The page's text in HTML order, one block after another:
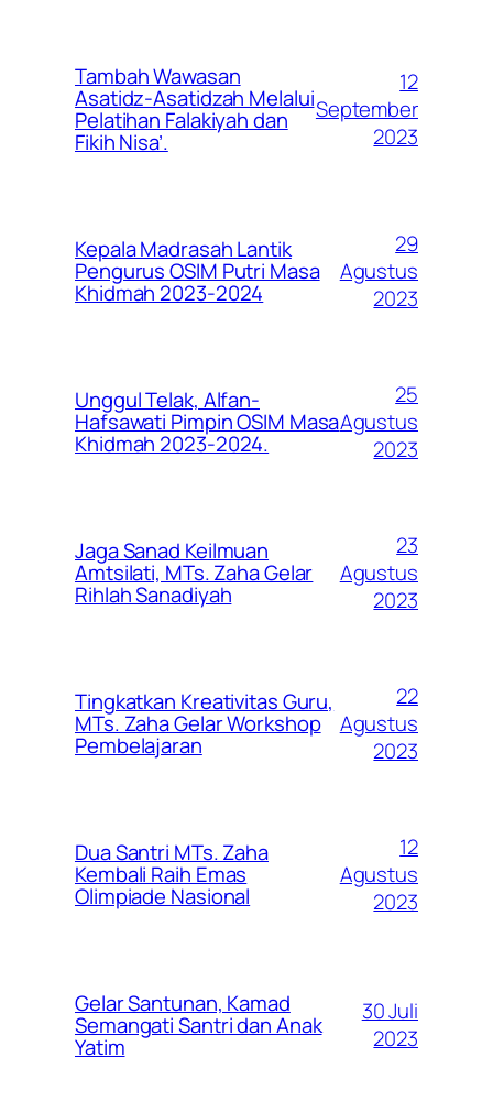
Tambah Wawasan
Asatidz-Asatidzah Melalui
Pelatihan Falakiyah dan
Fikih Nisa’.
12
September
2023
Kepala Madrasah Lantik
Pengurus OSIM Putri Masa
Khidmah 2023-2024
29
Agustus
2023
Unggul Telak, Alfan-
Hafsawati Pimpin OSIM Masa
Khidmah 2023-2024.
25
Agustus
2023
Jaga Sanad Keilmuan
Amtsilati, MTs. Zaha Gelar
Rihlah Sanadiyah
23
Agustus
2023
Tingkatkan Kreativitas Guru,
MTs. Zaha Gelar Workshop
Pembelajaran
22
Agustus
2023
Dua Santri MTs. Zaha
Kembali Raih Emas
Olimpiade Nasional
12
Agustus
2023
Gelar Santunan, Kamad
Semangati Santri dan Anak
Yatim
30 Juli
2023